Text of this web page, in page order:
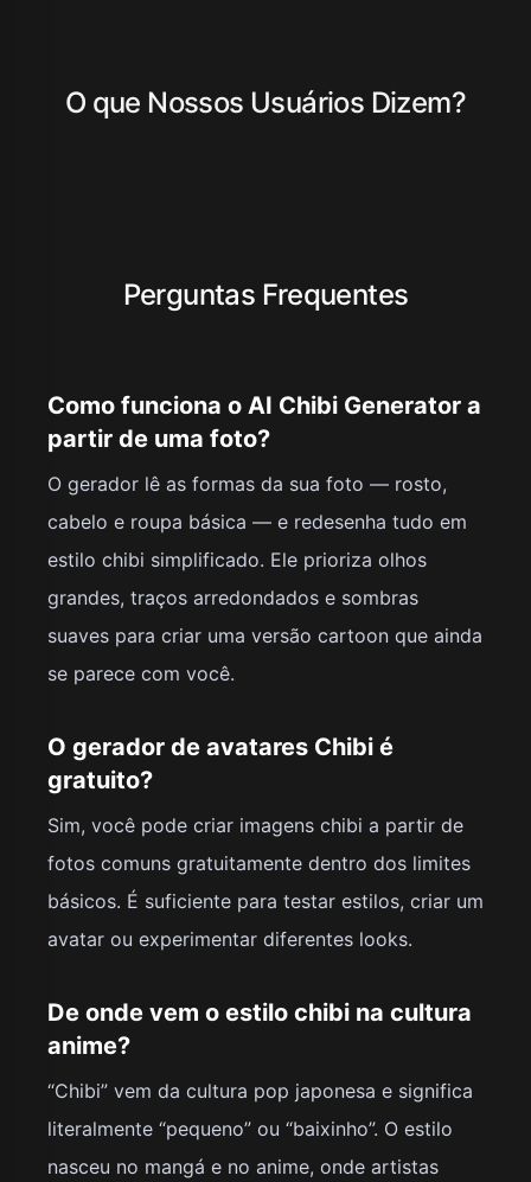
O que Nossos Usuários Dizem?
Perguntas Frequentes
Como funciona o AI Chibi Generator a
partir de uma foto?
O gerador lê as formas da sua foto — rosto,
cabelo e roupa básica — e redesenha tudo em
estilo chibi simplificado. Ele prioriza olhos
grandes, traços arredondados e sombras
suaves para criar uma versão cartoon que ainda
se parece com você.
O gerador de avatares Chibi é
gratuito?
Sim, você pode criar imagens chibi a partir de
fotos comuns gratuitamente dentro dos limites
básicos. É suficiente para testar estilos, criar um
avatar ou experimentar diferentes looks.
De onde vem o estilo chibi na cultura
anime?
“Chibi” vem da cultura pop japonesa e significa
literalmente “pequeno” ou “baixinho”. O estilo
nasceu no mangá e no anime, onde artistas